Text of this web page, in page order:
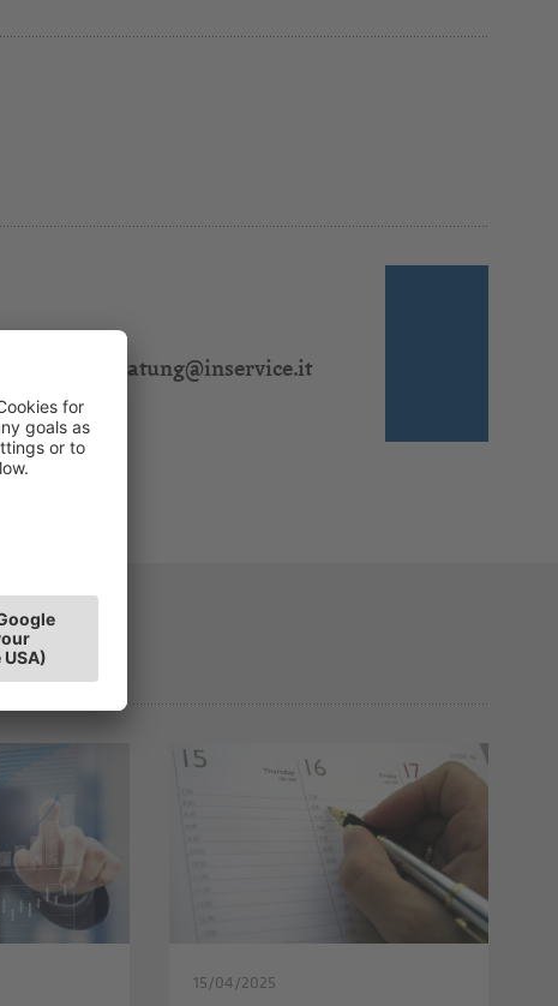
310 311
steuerberatung@inservice.it
15/04/2025